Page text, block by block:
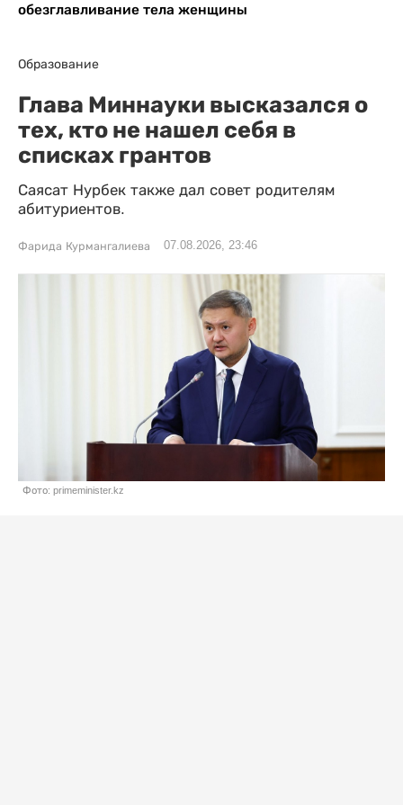
обезглавливание тела женщины
Образование
Глава Миннауки высказался о
тех, кто не нашел себя в
списках грантов
Саясат Нурбек также дал совет родителям
абитуриентов.
Фарида Курмангалиева 07.08.2026, 23:46
Фото: primeminister.kz